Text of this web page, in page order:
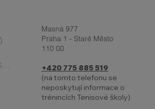
PODMÍNKY REZERVACE A STORNA
Masná 977
Praha 1 - Staré Město
110 00
+420 775 885 519
(na tomto telefonu se
neposkytují informace o
trénincích Tenisové školy)